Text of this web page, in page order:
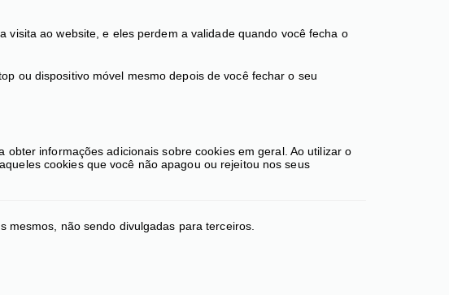
ao website, e eles perdem a validade quando você fecha o
ou dispositivo móvel mesmo depois de você fechar o seu
informações adicionais sobre cookies em geral. Ao utilizar o
cookies que você não apagou ou rejeitou nos seus
não sendo divulgadas para terceiros.